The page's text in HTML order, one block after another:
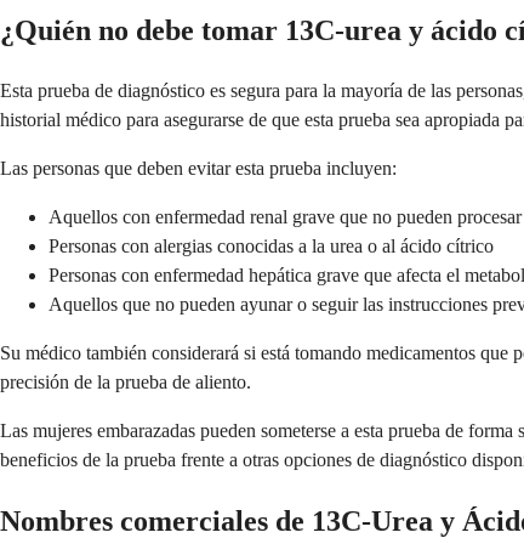
¿Quién no debe tomar 13C-urea y ácido
Esta prueba de diagnóstico es segura para la mayoría de las
historial médico para asegurarse de que esta prueba sea apropiada
Las personas que deben evitar esta prueba incluyen:
Aquellos con enfermedad renal grave que no pueden
Personas con alergias conocidas a la urea o al ácido cítrico
Personas con enfermedad hepática grave que afecta el
Aquellos que no pueden ayunar o seguir las instrucciones
Su médico también considerará si está tomando medicamentos
precisión de la prueba de aliento.
Las mujeres embarazadas pueden someterse a esta prueba de
beneficios de la prueba frente a otras opciones de diagnóstico
Nombres comerciales de 13C-Urea y